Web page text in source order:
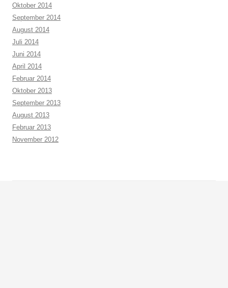
Oktober 2014
September 2014
August 2014
Juli 2014
Juni 2014
April 2014
Februar 2014
Oktober 2013
September 2013
August 2013
Februar 2013
November 2012